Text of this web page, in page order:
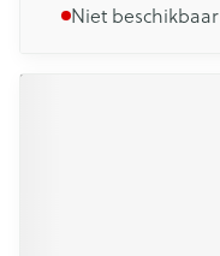
Niet beschikbaar